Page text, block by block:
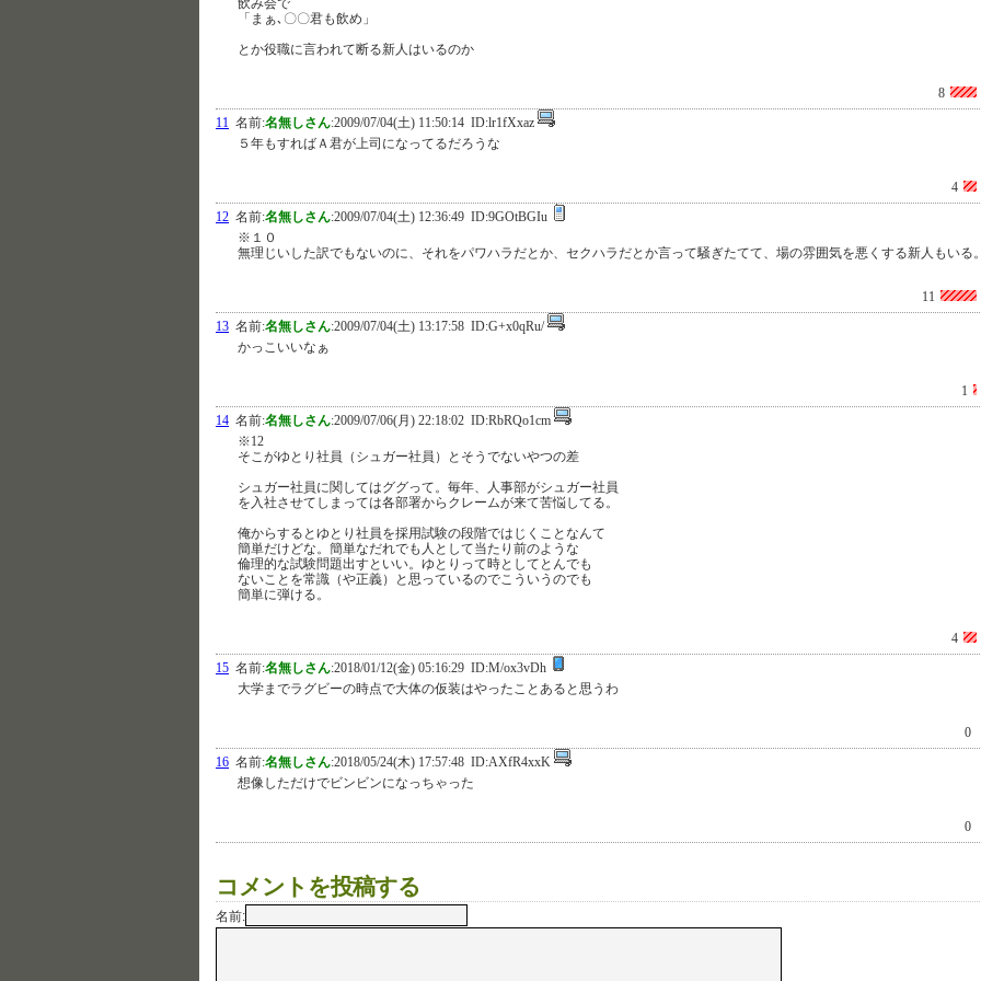
飲み会で
「まぁ､〇〇君も飲め」
とか役職に言われて断る新人はいるのか
8
11 名前:名無しさん:2009/07/04(土) 11:50:14 ID:lr1fXxaz
５年もすればＡ君が上司になってるだろうな
4
12 名前:名無しさん:2009/07/04(土) 12:36:49 ID:9GOtBGIu
※１０
無理じいした訳でもないのに、それをパワハラだとか、セクハラだとか言って騒ぎたてて、場の雰囲気を悪くする新人もいる
11
13 名前:名無しさん:2009/07/04(土) 13:17:58 ID:G+x0qRu/
かっこいいなぁ
1
14 名前:名無しさん:2009/07/06(月) 22:18:02 ID:RbRQo1cm
※12
そこがゆとり社員（シュガー社員）とそうでないやつの差
シュガー社員に関してはググって。毎年、人事部がシュガー社員
を入社させてしまっては各部署からクレームが来て苦悩してる。
俺からするとゆとり社員を採用試験の段階ではじくことなんて
簡単だけどな。簡単なだれでも人として当たり前のような
倫理的な試験問題出すといい。ゆとりって時としてとんでも
ないことを常識（や正義）と思っているのでこういうのでも
簡単に弾ける。
4
15 名前:名無しさん:2018/01/12(金) 05:16:29 ID:M/ox3vDh
大学までラグビーの時点で大体の仮装はやったことあると思うわ
0
16 名前:名無しさん:2018/05/24(木) 17:57:48 ID:AXfR4xxK
想像しただけでビンビンになっちゃった
0
コメントを投稿する
名前: